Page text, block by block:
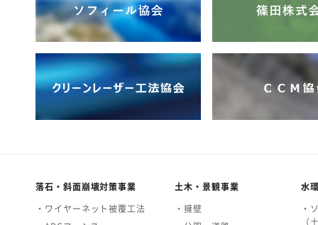
落石・斜面崩壊対策事業
・ワイヤーネット被覆工法
土木・景観事業
・擁壁
水
・
（